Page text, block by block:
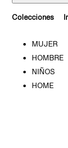
Colecciones
MUJER
HOMBRE
NIÑOS
HOME